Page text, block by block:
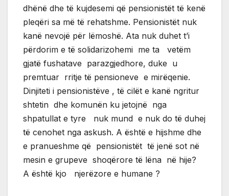
dhënë dhe të kujdesemi që pensionistët të kenë
pleqëri sa më të rehatshme. Pensionistët nuk
kanë nevojë për lëmoshë. Ata nuk duhet t’i
përdorim e të solidarizohemi me ta vetëm
gjatë fushatave parazgjedhore, duke u
premtuar rritje të pensioneve e mirëqenie.
Dinjiteti i pensionistëve , të cilët e kanë ngritur
shtetin dhe komunën ku jetojnë nga
shpatullat e tyre nuk mund e nuk do të duhej
të cenohet nga askush. A është e hijshme dhe
e pranueshme që pensionistët të jenë sot në
mesin e grupeve shoqërore të lëna në hije?
A është kjo njerëzore e humane ?